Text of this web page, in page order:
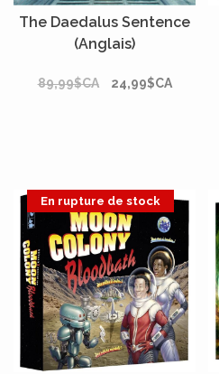
The Daedalus Sentence
(Anglais)
89,99$CA 24,99$CA
En rupture de stock